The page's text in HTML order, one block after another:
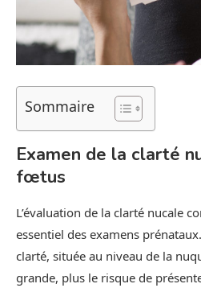
Sommaire
Examen de la clarté
fœtus
L’évaluation de la clarté nucale
essentiel des examens
clarté, située au niveau de la
grande, plus le risque de